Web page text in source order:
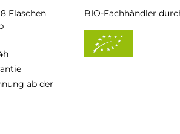
Flaschen
ab der
BIO-Fachhändler